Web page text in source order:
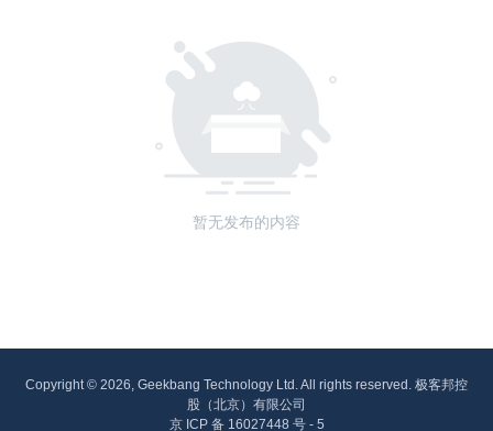
暂无发布的内容
Copyright © 2026, Geekbang Technology Ltd. All rights reserved. 极客邦控
股（北京）有限公司
京 ICP 备 16027448 号 - 5